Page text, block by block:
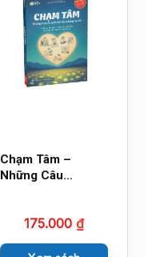
Chạm Tâm –
Những Câu
175.000 ₫